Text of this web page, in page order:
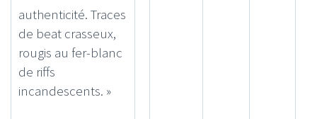
authenticité. Traces
de beat crasseux,
rougis au fer-blanc
de riffs
incandescents. »